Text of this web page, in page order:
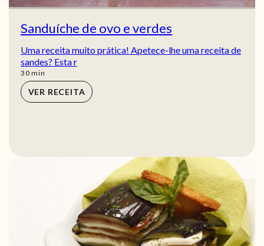
Sanduíche de ovo e verdes
Uma receita muito prática! Apetece-lhe uma receita de
sandes? Esta r
30min
min
VER RECEITA